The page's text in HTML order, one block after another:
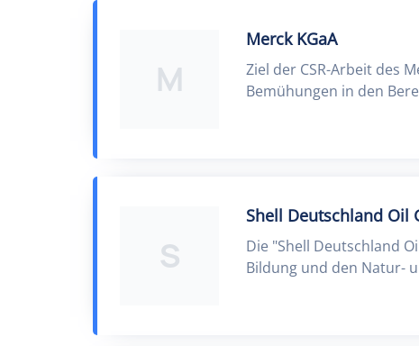
M
Merck KGaA
Ziel der CSR-Arbeit des
Bemühungen in den
S
Shell Deutschland Oil
Die "Shell Deutschland
Bildung und den Natur-